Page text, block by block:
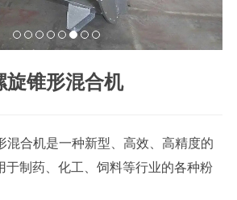
旋锥形混合机
混合机是一种新型、高效、高精度的
于制药、化工、饲料等行业的各种粉